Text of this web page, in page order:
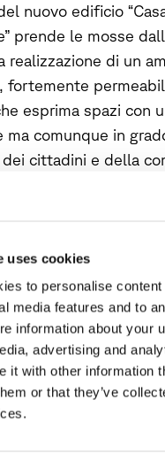
uses cookies
to personalise
media features and to
information about your
advertising and
it with other information
or that they’ve
nuovo edificio
prende le mosse
realizzazione di un
fortemente
esprima spazi con
ma comunque in
cittadini e della
la brochure